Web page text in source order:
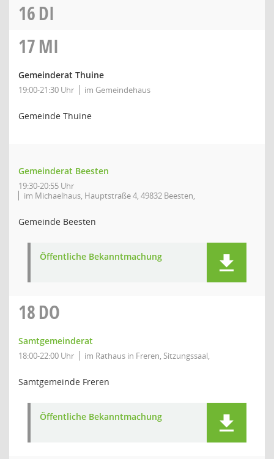
16DI
17MI
Gemeinderat Thuine
19:00-21:30 Uhr im Gemeindehaus
Gemeinde Thuine
Gemeinderat Beesten
19:30-20:55 Uhr
im Michaelhaus, Hauptstraße 4, 49832 Beesten,
Gemeinde Beesten
Öffentliche Bekanntmachung
18DO
Samtgemeinderat
18:00-22:00 Uhr im Rathaus in Freren, Sitzungssaal,
Samtgemeinde Freren
Öffentliche Bekanntmachung